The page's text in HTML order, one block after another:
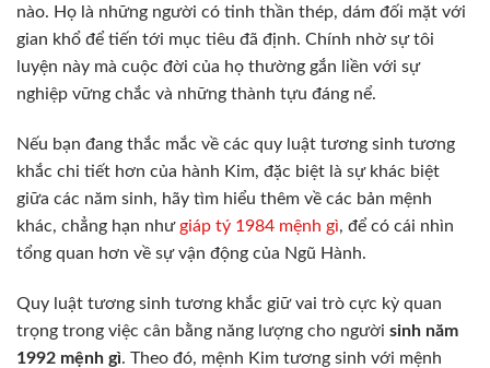
nào. Họ là những người có tinh thần thép, dám đối mặt với
gian khổ để tiến tới mục tiêu đã định. Chính nhờ sự tôi
luyện này mà cuộc đời của họ thường gắn liền với sự
nghiệp vững chắc và những thành tựu đáng nể.
Nếu bạn đang thắc mắc về các quy luật tương sinh tương
khắc chi tiết hơn của hành Kim, đặc biệt là sự khác biệt
giữa các năm sinh, hãy tìm hiểu thêm về các bản mệnh
khác, chẳng hạn như giáp tý 1984 mệnh gì, để có cái nhìn
tổng quan hơn về sự vận động của Ngũ Hành.
Quy luật tương sinh tương khắc giữ vai trò cực kỳ quan
trọng trong việc cân bằng năng lượng cho người sinh năm
1992 mệnh gì. Theo đó, mệnh Kim tương sinh với mệnh